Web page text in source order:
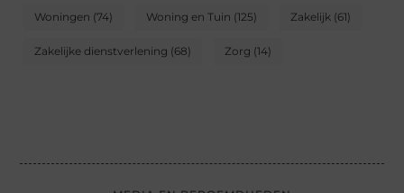
Woningen (74) Woning en Tuin (125) Zakelijk (61)
Zakelijke dienstverlening (68) Zorg (14)